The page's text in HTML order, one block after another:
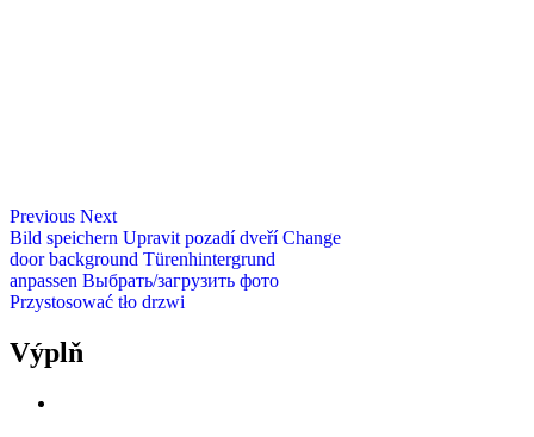
Previous Next
Bild speichern Upravit pozadí dveří Change
door background Türenhintergrund
anpassen Выбрать/загрузить фото
Przystosować tło drzwi
Výplň